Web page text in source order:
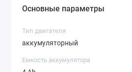
один оборот и ускоряет
Инструмент позволяет
вращения катушки. Вы
газонной травы или
Основные параметры
Тип двигателя
аккумуляторный
Емкость аккумулятора